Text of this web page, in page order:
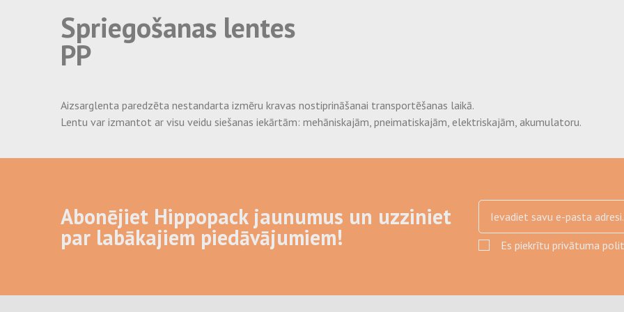
Spriegošanas lentes
PP
Aizsarglenta paredzēta nestandarta izmēru kravas nostiprināšanai transportēšanas laikā.
Lentu var izmantot ar visu veidu siešanas iekārtām: mehāniskajām, pneimatiskajām, elektriskajām, akumulatoru.
Abonējiet Hippopack jaunumus un uzziniet
par labākajiem piedāvājumiem! Es piekrītu privātuma